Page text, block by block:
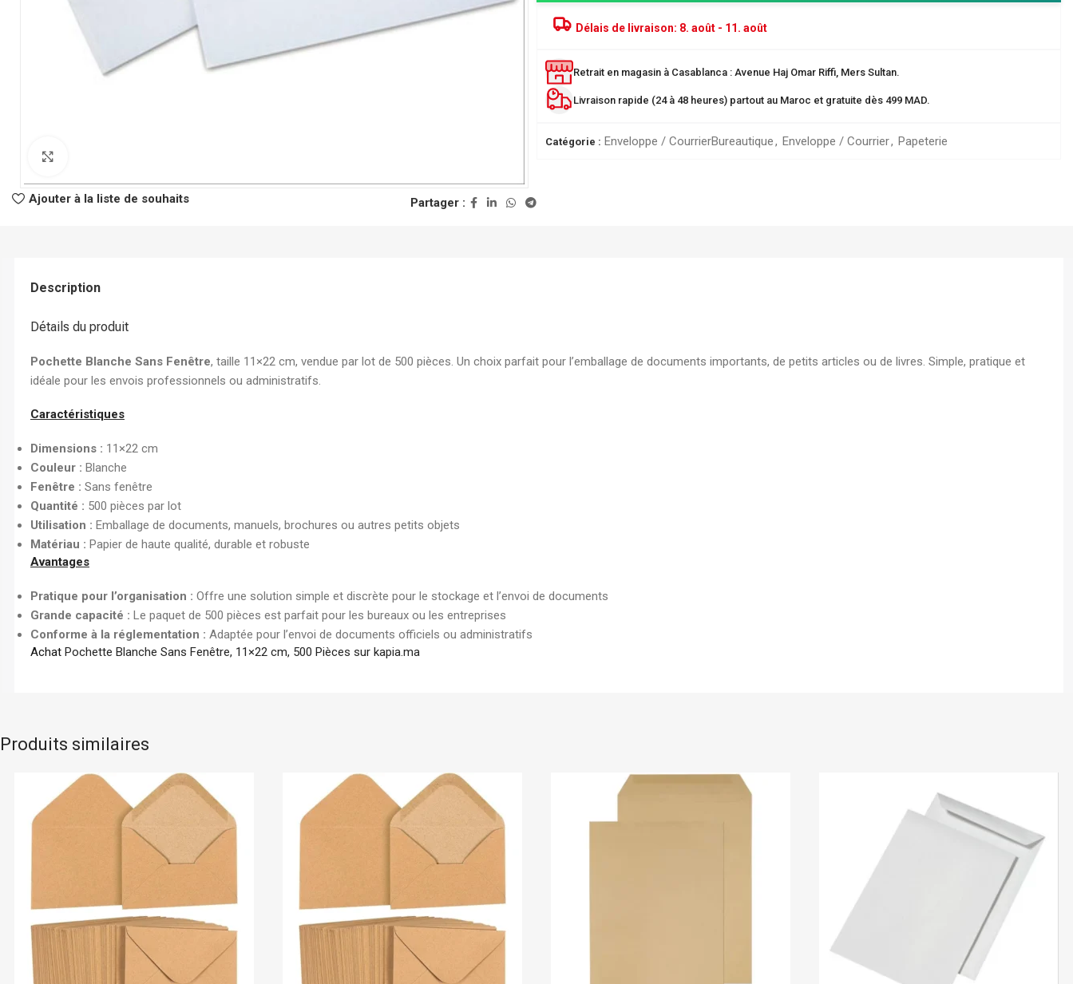
Classeur Rigide
Intercalaire
Ramette Chemise
Boîte Archive Cartonnée
Boîte Archive en Poly
PRODUITS POPULAIRE
Nuageux - Idéal pour l'organisation
robuste pour archivage sécurisé
Ajouter à la liste de souhaits Partager :
Délais de livraison: 8. août - 11. août
Retrait en magasin à Casablanca : Avenue Haj Omar Riffi, Mers Sultan.
Livraison rapide (24 à 48 heures) partout au Maroc et gratuite dès 499 MAD.
Catégorie : Enveloppe / CourrierBureautique, Enveloppe / Courrier, Papeterie
Description
Détails du produit
Pochette Blanche Sans Fenêtre, taille 11×22 cm, vendue par lot de 500 pièces. Un choix parfait pour l’emballage de documents importants, de petits articles ou de livres. Simple, pratique et
idéale pour les envois professionnels ou administratifs.
Caractéristiques
Dimensions : 11×22 cm
Couleur : Blanche
Fenêtre : Sans fenêtre
Quantité : 500 pièces par lot
Utilisation : Emballage de documents, manuels, brochures ou autres petits objets
Matériau : Papier de haute qualité, durable et robuste
Avantages
Pratique pour l’organisation : Offre une solution simple et discrète pour le stockage et l’envoi de documents
Grande capacité : Le paquet de 500 pièces est parfait pour les bureaux ou les entreprises
Conforme à la réglementation : Adaptée pour l’envoi de documents officiels ou administratifs
Achat Pochette Blanche Sans Fenêtre, 11×22 cm, 500 Pièces sur kapia.ma
Produits similaires